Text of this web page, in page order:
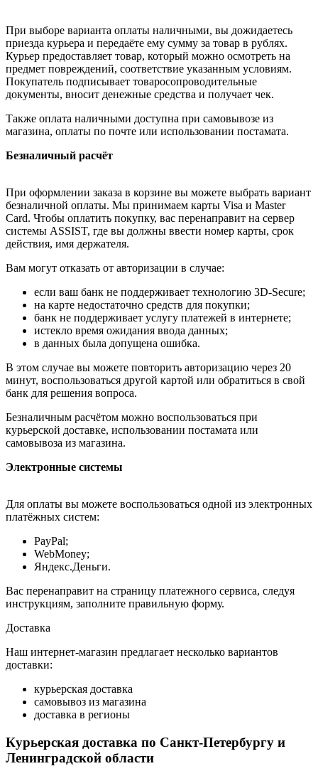
При выборе варианта оплаты наличными, вы дожидаетесь
приезда курьера и передаёте ему сумму за товар в рублях.
Курьер предоставляет товар, который можно осмотреть на
предмет повреждений, соответствие указанным условиям.
Покупатель подписывает товаросопроводительные
документы, вносит денежные средства и получает чек.
Также оплата наличными доступна при самовывозе из
магазина, оплаты по почте или использовании постамата.
Безналичный расчёт
При оформлении заказа в корзине вы можете выбрать вариант
безналичной оплаты. Мы принимаем карты Visa и Master
Card. Чтобы оплатить покупку, вас перенаправит на сервер
системы ASSIST, где вы должны ввести номер карты, срок
действия, имя держателя.
Вам могут отказать от авторизации в случае:
если ваш банк не поддерживает технологию 3D-Secure;
на карте недостаточно средств для покупки;
банк не поддерживает услугу платежей в интернете;
истекло время ожидания ввода данных;
в данных была допущена ошибка.
В этом случае вы можете повторить авторизацию через 20
минут, воспользоваться другой картой или обратиться в свой
банк для решения вопроса.
Безналичным расчётом можно воспользоваться при
курьерской доставке, использовании постамата или
самовывоза из магазина.
Электронные системы
Для оплаты вы можете воспользоваться одной из электронных
платёжных систем:
PayPal;
WebMoney;
Яндекс.Деньги.
Вас перенаправит на страницу платежного сервиса, следуя
инструкциям, заполните правильную форму.
Доставка
Наш интернет-магазин предлагает несколько вариантов
доставки:
курьерская доставка
самовывоз из магазина
доставка в регионы
Курьерская доставка по Санкт-Петербургу и
Ленинградской области